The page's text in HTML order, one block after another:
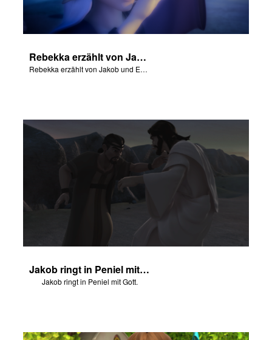
Rebekka erzählt von Jakob und Esau.
Rebekka erzählt von Jakob und Esau.
Jakob ringt in Peniel mit Gott.
Jakob ringt in Peniel mit Gott.